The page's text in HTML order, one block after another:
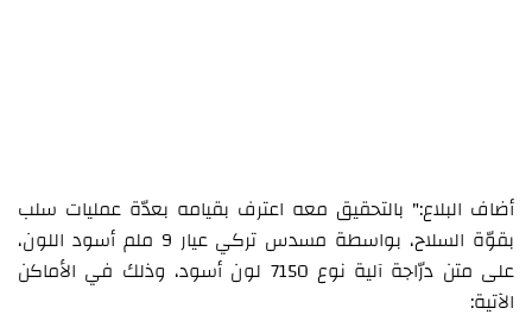
أضاف البلاع:" بالتحقيق معه اعترف بقيامه بعدّة عمليات سلب
بقوّة السلاح، بواسطة مسدس تركي عيار 9 ملم أسود اللون،
على متن درّاجة آلية نوع 7150 لون أسود، وذلك في الأماكن
الآتية: